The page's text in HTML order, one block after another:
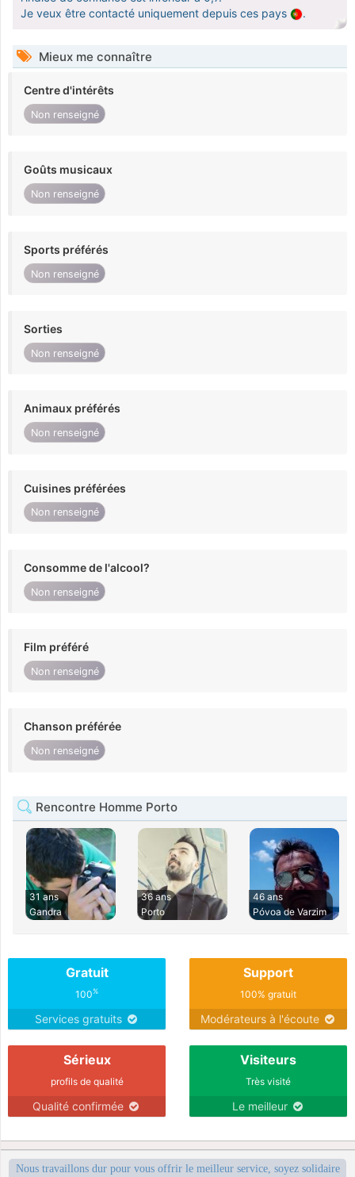
Je veux être contacté uniquement depuis ces pays
.
Mieux me connaître
Centre d'intérêts
Non renseigné
Goûts musicaux
Non renseigné
Sports préférés
Non renseigné
Sorties
Non renseigné
Animaux préférés
Non renseigné
Cuisines préférées
Non renseigné
Consomme de l'alcool?
Non renseigné
Film préféré
Non renseigné
Chanson préférée
Non renseigné
Rencontre Homme Porto
31 ans
Gandra
36 ans
Porto
46 ans
Póvoa de Varzim
Gratuit
100%
Services gratuits
Support
100% gratuit
Modérateurs à l'écoute
Sérieux
profils de qualité
Qualité confirmée
Visiteurs
Très visité
Le meilleur
Nous travaillons dur pour vous offrir le meilleur service, soyez solidaire